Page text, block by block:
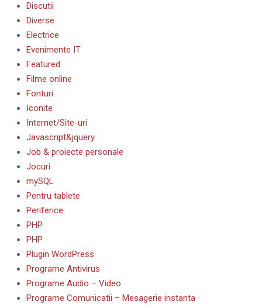
Discutii
Diverse
Electrice
Evenimente IT
Featured
Filme online
Fonturi
Iconite
Internet/Site-uri
Javascript&jquery
Job & proiecte personale
Jocuri
mySQL
Pentru tablete
Periferice
PHP
PHP
Plugin WordPress
Programe Antivirus
Programe Audio – Video
Programe Comunicatii – Mesagerie instanta